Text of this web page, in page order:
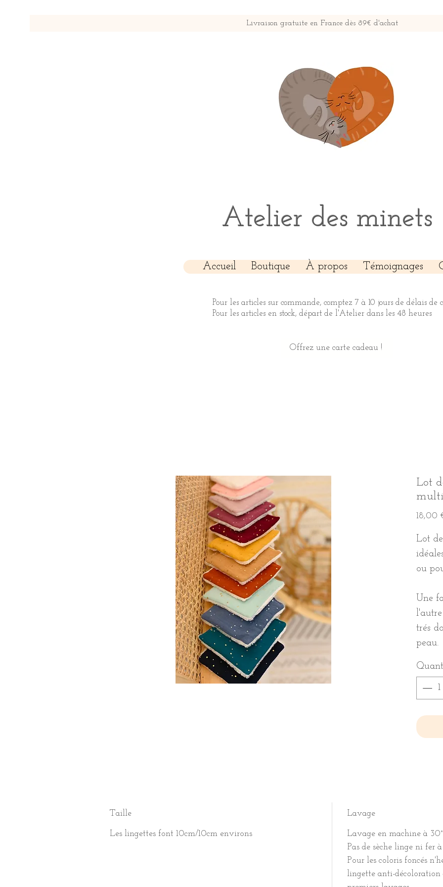
Livraison gratuite en France dès 89€ d'achat
Atelier des minets
Accueil Boutique À propos Témoignages
Pour les articles sur commande, comptez 7 à 10 jours de délais de
Pour les articles en stock, départ de l'Atelier dans les 48 heures
Offrez une carte cadeau !
Lot
18,00
Lot
ou
Une
trés
peau.
Taille
Les lingettes font 10cm/10cm environs
Lavage
Lavage en machine à 30°
Pas de sèche linge ni fer à
Pour les coloris foncés
lingette anti-